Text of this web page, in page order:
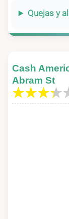
Quejas y
Cash
Abram St